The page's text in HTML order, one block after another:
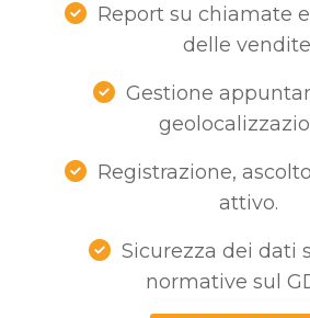
Report su chiamate
delle
Gestione
Registrazione,
attivo.
Sicurezza dei dati
normative sul